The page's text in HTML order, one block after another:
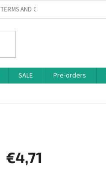
TERMS AND CONDITIONS
SALE Pre-orders
€4,71